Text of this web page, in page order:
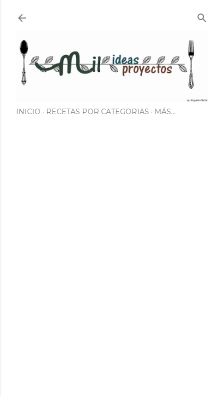
INICIO RECETAS POR CATEGORIAS MÁS…